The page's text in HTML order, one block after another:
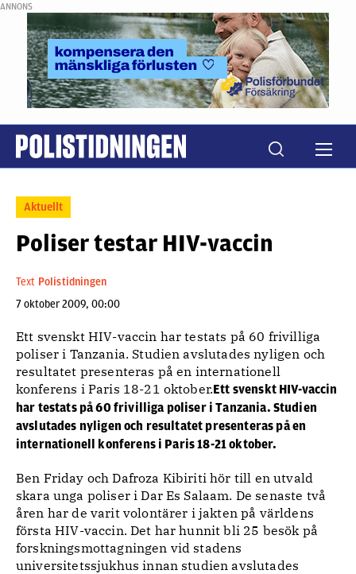
ANNONS
Aktuellt
Poliser testar HIV-vaccin
Text Polistidningen
7 oktober 2009, 00:00
Ett svenskt HIV-vaccin har testats på 60 frivilliga
poliser i Tanzania. Studien avslutades nyligen och
resultatet presenteras på en internationell
konferens i Paris 18-21 oktober.Ett svenskt HIV-vaccin
har testats på 60 frivilliga poliser i Tanzania. Studien
avslutades nyligen och resultatet presenteras på en
internationell konferens i Paris 18-21 oktober.
Ben Friday och Dafroza Kibiriti hör till en utvald
skara unga poliser i Dar Es Salaam. De senaste två
åren har de varit volontärer i jakten på världens
första HIV-vaccin. Det har hunnit bli 25 besök på
forskningsmottagningen vid stadens
universitetssjukhus innan studien avslutades